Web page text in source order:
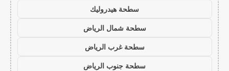
سطحة هيدروليك
سطحة شمال الرياض
سطحة غرب الرياض
سطحة جنوب الرياض